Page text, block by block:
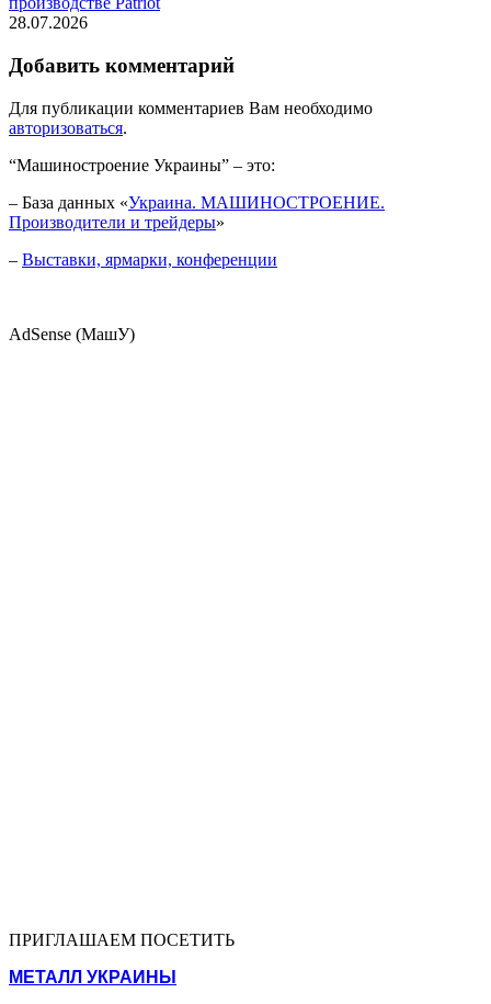
28.07.2026
Добавить комментарий
Для публикации комментариев Вам необходимо
авторизоваться.
“Машиностроение Украины” – это:
– База данных «Украина. МАШИНОСТРОЕНИЕ.
Производители и трейдеры»
– Выставки, ярмарки, конференции
AdSense (МашУ)
ПРИГЛАШАЕМ ПОСЕТИТЬ
МЕТАЛЛ УКРАИНЫ